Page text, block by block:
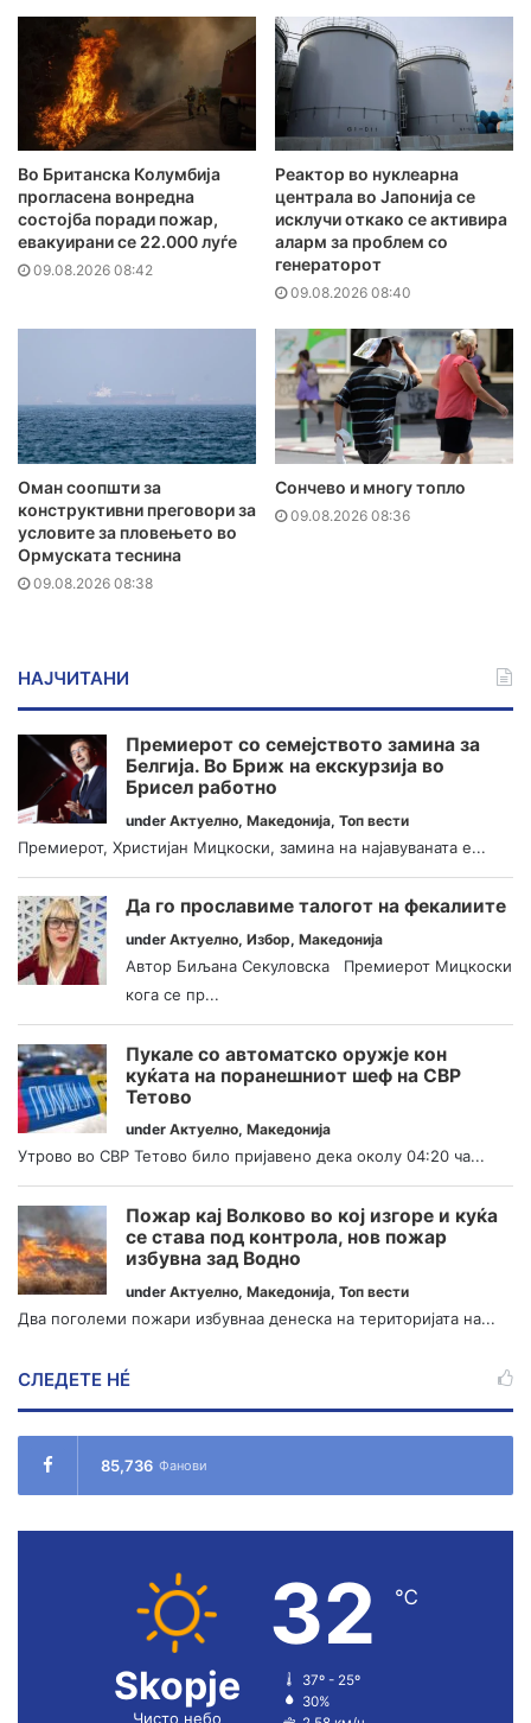
Во Британска Колумбија
прогласена вонредна
состојба поради пожар,
евакуирани се 22.000 луѓе
09.08.2026 08:42
Реактор во нуклеарна
централа во Јапонија се
исклучи откако се активира
аларм за проблем со
генераторот
09.08.2026 08:40
Оман соопшти за
конструктивни преговори за
условите за пловењето во
Ормуската теснина
09.08.2026 08:38
Сончево и многу топло
09.08.2026 08:36
НАЈЧИТАНИ
Премиерот со семејството замина за
Белгија. Во Бриж на екскурзија во
Брисел работно
under Актуелно, Македонија, Топ вести
Премиерот, Христијан Мицкоски, замина на најавуваната е...
Да го прославиме талогот на фекалиите
under Актуелно, Избор, Македонија
Автор Биљана Секуловска Премиерот Мицкоски
кога се пр...
Пукале со автоматско оружје кон
куќата на поранешниот шеф на СВР
Тетово
under Актуелно, Македонија
Утрово во СВР Тетово било пријавено дека околу 04:20 ча...
Пожар кај Волково во кој изгоре и куќа
се става под контрола, нов пожар
избувна зад Водно
under Актуелно, Македонија, Топ вести
Два поголеми пожари избувнаа денеска на територијата на...
СЛЕДЕТЕ НÉ
85,736 Фанови
Skopje
Чисто небо
32 ℃
37º - 25º
30%